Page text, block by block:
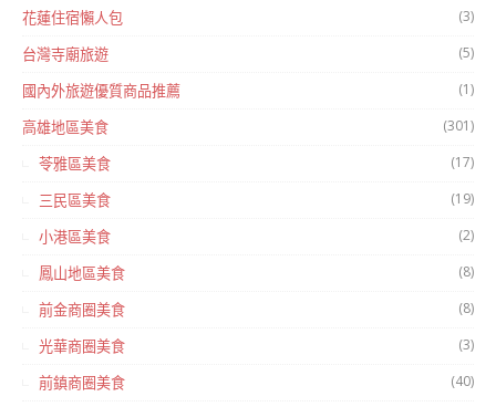
花蓮住宿懶人包 (3)
台灣寺廟旅遊 (5)
國內外旅遊優質商品推薦 (1)
高雄地區美食 (301)
苓雅區美食 (17)
三民區美食 (19)
小港區美食 (2)
鳳山地區美食 (8)
前金商圈美食 (8)
光華商圈美食 (3)
前鎮商圈美食 (40)